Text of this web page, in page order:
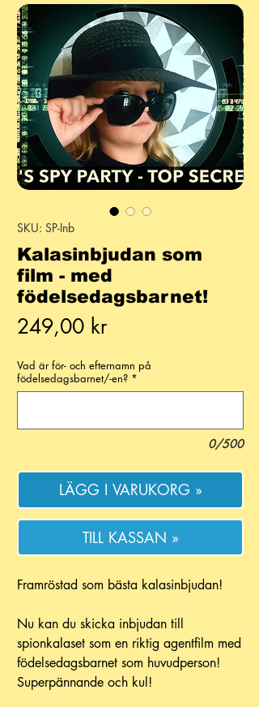
SKU: SP-Inb
Kalasinbjudan som
film - med
födelsedagsbarnet!
249,00 krPris
Vad är för- och efternamn på
födelsedagsbarnet/-en? *
0/500
LÄGG I VARUKORG »
TILL KASSAN »
Framröstad som bästa kalasinbjudan!
Nu kan du skicka inbjudan till
spionkalaset som en riktig agentfilm med
födelsedagsbarnet som huvudperson!
Superpännande och kul!